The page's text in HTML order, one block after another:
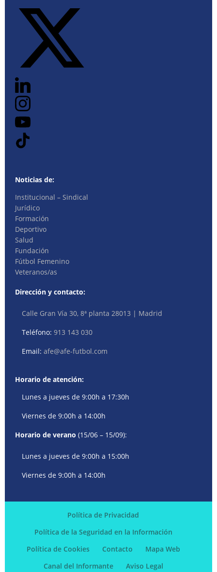
Noticias de:
Institucional – Sindical
Jurídico
Formación
Deportivo
Salud
Fundación
Fútbol Femenino
Veteranos/as
Dirección y contacto:
Calle Gran Vía 30, 8ª planta 28013 | Madrid
Teléfono:913 143 030
Email:afe@afe-futbol.com
Horario de atención:
Lunes a jueves de 9:00h a 17:30h
Viernes de 9:00h a 14:00h
Horario de verano (15/06 – 15/09):
Lunes a jueves de 9:00h a 15:00h
Viernes de 9:00h a 14:00h
Política de Privacidad
Política de la Seguridad en la Información
Política de Cookies
Contacto
Mapa Web
Canal del Informante
Aviso Legal